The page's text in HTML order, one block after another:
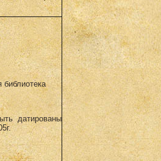
библиотека
датированы